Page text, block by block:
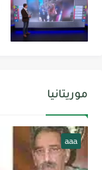
موريتانيا
aaa